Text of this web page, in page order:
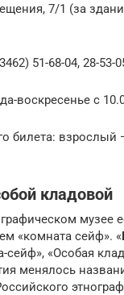
7/1 (за
51-68-04, 28-53-
воскресенье с
билета: взрослый
кладовой
музее
«комната сейф».
сейф», «Особая
менялось